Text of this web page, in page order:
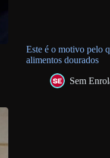
Este é o motivo pelo
alimentos dourados
Sem